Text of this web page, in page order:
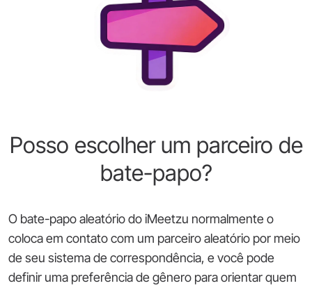
Posso escolher um parceiro de
bate-papo?
O bate-papo aleatório do iMeetzu normalmente o
coloca em contato com um parceiro aleatório por meio
de seu sistema de correspondência, e você pode
definir uma preferência de gênero para orientar quem